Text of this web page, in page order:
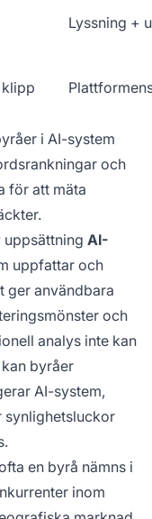
Lyssning +
klipp
i AI-system
och
för att mäta
AI-
uppfattar och
ger användbara
och
analys inte kan
byråer
AI-system,
synlighetsluckor
en byrå nämns i
inom